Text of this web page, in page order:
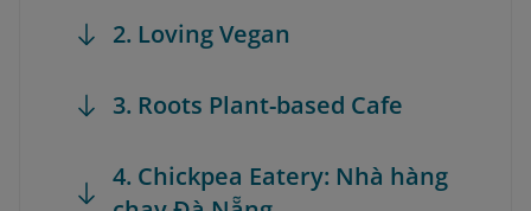
2. Loving Vegan
3. Roots Plant-based Cafe
4. Chickpea Eatery: Nhà hàng